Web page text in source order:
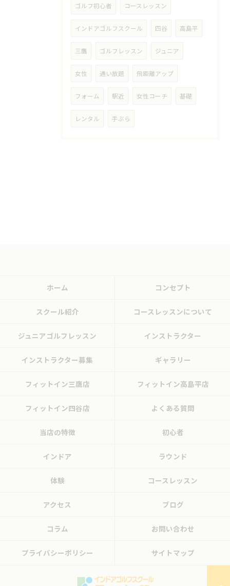
ゴルフ初心者 コースレッスン
インドアゴルフスクール 四谷 高島平
三鷹 ゴルフレッスン ジュニア
女性 通い放題 飛距離アップ
フォーム 駅近 女性コーチ 基礎
レンタル 手ぶら
ホーム コンセプト
スクール紹介 コースレッスンについて
ジュニアゴルフレッスン インストラクター
インストラクター募集 ギャラリー
フィットイン三鷹店 フィットイン高島平店
フィットイン四谷店 よくある質問
当店の特徴 初心者
インドア ラウンド
体験 コースレッスン
アクセス ブログ
コラム お問い合わせ
プライバシーポリシー サイトマップ